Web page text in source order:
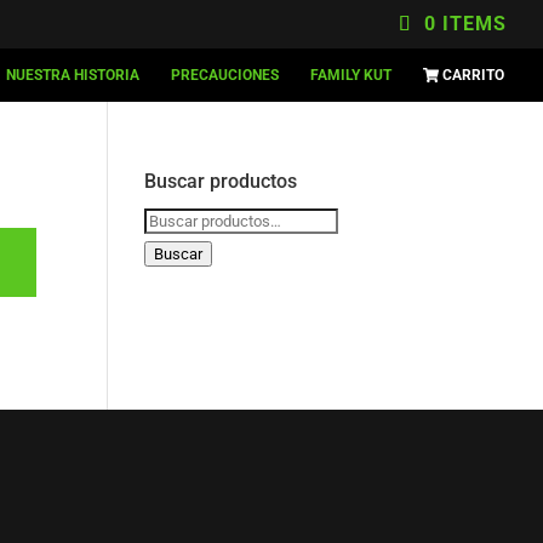
0 ITEMS
NUESTRA HISTORIA PRECAUCIONES FAMILY KUT CARRITO
Buscar productos
Buscar
por:
Buscar